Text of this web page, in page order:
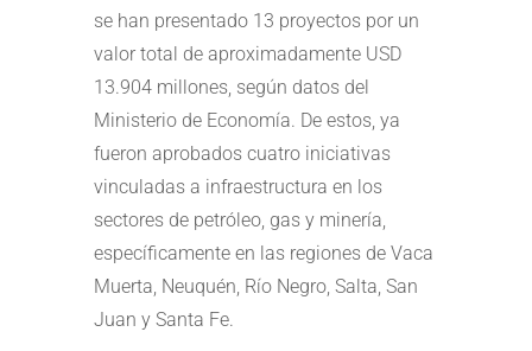
se han presentado 13 proyectos por un
valor total de aproximadamente USD
13.904 millones, según datos del
Ministerio de Economía. De estos, ya
fueron aprobados cuatro iniciativas
vinculadas a infraestructura en los
sectores de petróleo, gas y minería,
específicamente en las regiones de Vaca
Muerta, Neuquén, Río Negro, Salta, San
Juan y Santa Fe.